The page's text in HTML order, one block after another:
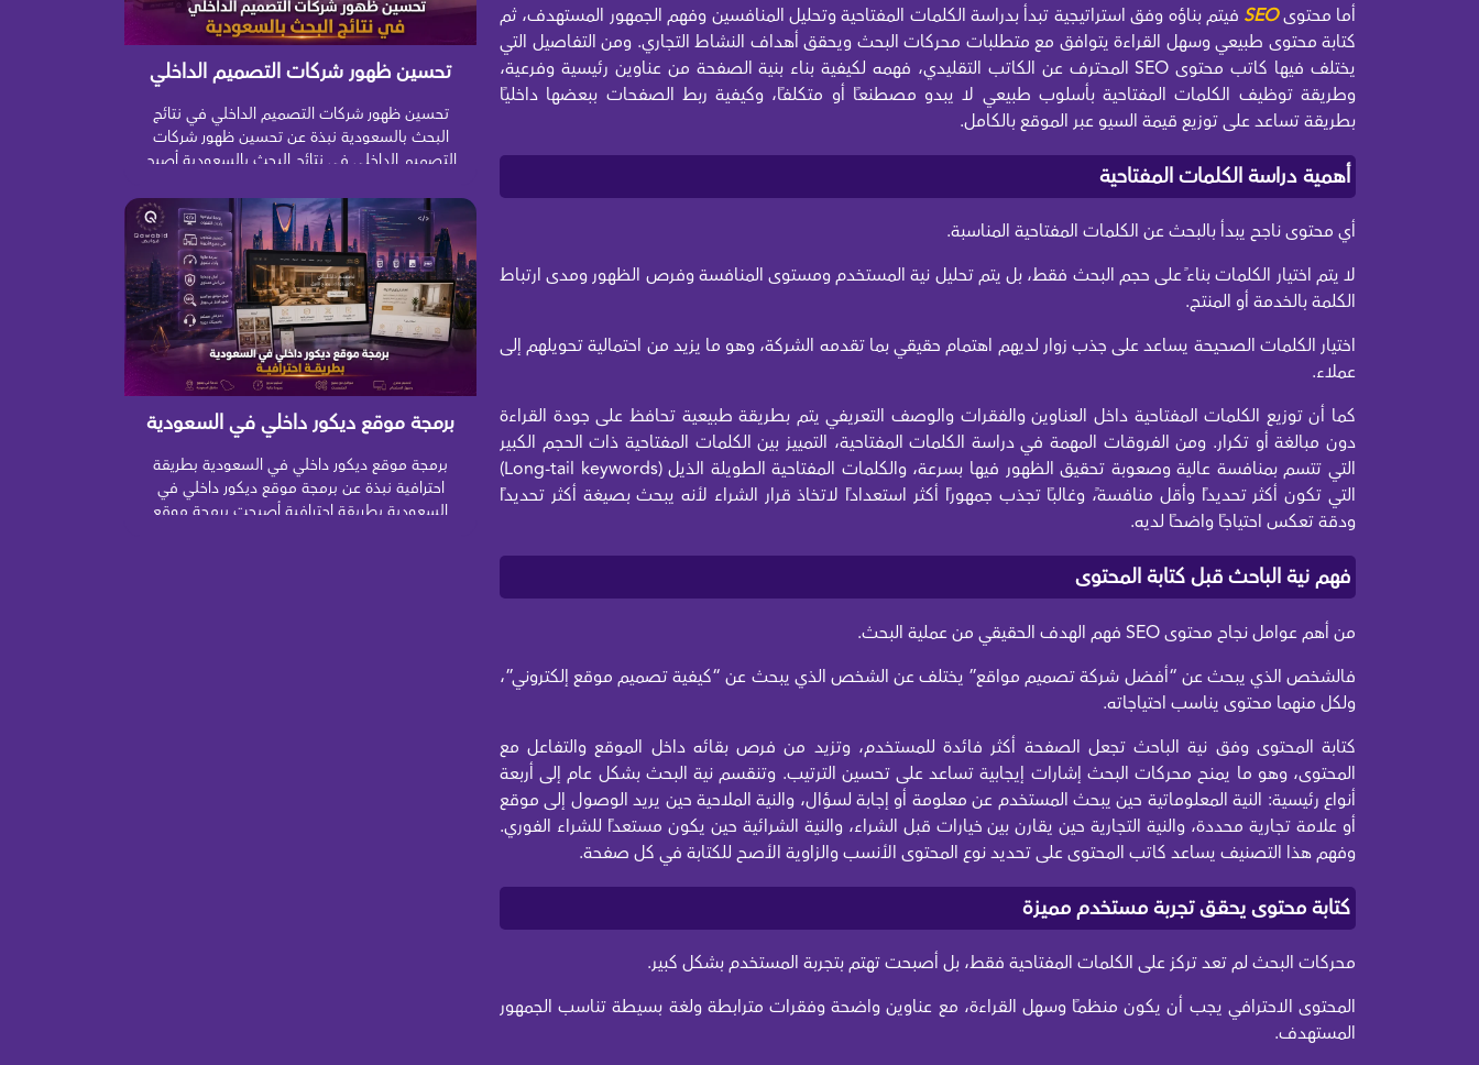
تحسين ظهور شركات التصميم الداخلي
في نتائج البحث بالسعودية
تحسين ظهور شركات التصميم الداخلي في نتائج
البحث بالسعودية نبذة عن تحسين ظهور شركات
التصميم الداخلي في نتائج البحث بالسعودية أصبح
البحث بالسعودية من أهم الوسائل التي تساعد
مكاتب الديكور وشركات التصميم والتنفيذ على
الوصول إلى العملاء الباحثين فعليًا عن خدماتها.
فالعميل الذي يرغب في تصميم فيلا أو […]
برمجة موقع ديكور داخلي في السعودية
بطريقة احترافية
برمجة موقع ديكور داخلي في السعودية بطريقة
احترافية نبذة عن برمجة موقع ديكور داخلي في
السعودية بطريقة احترافية أصبحت برمجة موقع
أما محتوىSEO
فيتم بناؤه وفق استراتيجية تبدأ بدراسة الكلمات المفتاحية وتحليل المنافسين وفهم الجمهور المستهدف، ثم
كتابة محتوى طبيعي وسهل القراءة يتوافق مع متطلبات محركات البحث ويحقق أهداف النشاط التجاري. ومن التفاصيل التي
يختلف فيها كاتب محتوى SEO المحترف عن الكاتب التقليدي، فهمه لكيفية بناء بنية الصفحة من عناوين رئيسية وفرعية،
وطريقة توظيف الكلمات المفتاحية بأسلوب طبيعي لا يبدو مصطنعًا أو متكلفًا، وكيفية ربط الصفحات ببعضها داخليًا
بطريقة تساعد على توزيع قيمة السيو عبر الموقع بالكامل.
أهمية دراسة الكلمات المفتاحية
أي محتوى ناجح يبدأ بالبحث عن الكلمات المفتاحية المناسبة.
لا يتم اختيار الكلمات بناءً على حجم البحث فقط، بل يتم تحليل نية المستخدم ومستوى المنافسة وفرص الظهور ومدى ارتباط
الكلمة بالخدمة أو المنتج.
اختيار الكلمات الصحيحة يساعد على جذب زوار لديهم اهتمام حقيقي بما تقدمه الشركة، وهو ما يزيد من احتمالية تحويلهم إلى
عملاء.
كما أن توزيع الكلمات المفتاحية داخل العناوين والفقرات والوصف التعريفي يتم بطريقة طبيعية تحافظ على جودة القراءة
دون مبالغة أو تكرار. ومن الفروقات المهمة في دراسة الكلمات المفتاحية، التمييز بين الكلمات المفتاحية ذات الحجم الكبير
التي تتسم بمنافسة عالية وصعوبة تحقيق الظهور فيها بسرعة، والكلمات المفتاحية الطويلة الذيل (Long-tail keywords)
التي تكون أكثر تحديدًا وأقل منافسةً، وغالبًا تجذب جمهورًا أكثر استعدادًا لاتخاذ قرار الشراء لأنه يبحث بصيغة أكثر تحديدًا
ودقة تعكس احتياجًا واضحًا لديه.
فهم نية الباحث قبل كتابة المحتوى
من أهم عوامل نجاح محتوى SEO فهم الهدف الحقيقي من عملية البحث.
فالشخص الذي يبحث عن “أفضل شركة تصميم مواقع” يختلف عن الشخص الذي يبحث عن “كيفية تصميم موقع إلكتروني”،
ولكل منهما محتوى يناسب احتياجاته.
كتابة المحتوى وفق نية الباحث تجعل الصفحة أكثر فائدة للمستخدم، وتزيد من فرص بقائه داخل الموقع والتفاعل مع
المحتوى، وهو ما يمنح محركات البحث إشارات إيجابية تساعد على تحسين الترتيب. وتنقسم نية البحث بشكل عام إلى أربعة
أنواع رئيسية: النية المعلوماتية حين يبحث المستخدم عن معلومة أو إجابة لسؤال، والنية الملاحية حين يريد الوصول إلى موقع
أو علامة تجارية محددة، والنية التجارية حين يقارن بين خيارات قبل الشراء، والنية الشرائية حين يكون مستعدًا للشراء الفوري.
وفهم هذا التصنيف يساعد كاتب المحتوى على تحديد نوع المحتوى الأنسب والزاوية الأصح للكتابة في كل صفحة.
كتابة محتوى يحقق تجربة مستخدم مميزة
محركات البحث لم تعد تركز على الكلمات المفتاحية فقط، بل أصبحت تهتم بتجربة المستخدم بشكل كبير.
المحتوى الاحترافي يجب أن يكون منظمًا وسهل القراءة، مع عناوين واضحة وفقرات مترابطة ولغة بسيطة تناسب الجمهور
المستهدف.